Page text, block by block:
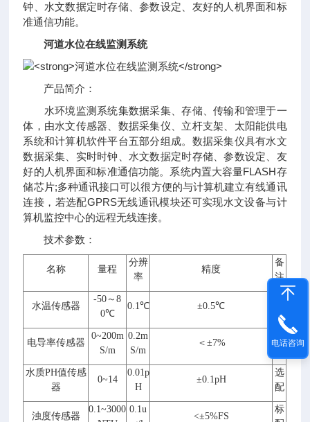
钟、水文数据定时存储、参数设定、友好的人机界面和标
准通信功能。
河道水位在线监测系统
产品简介：
水环境监测系统集数据采集、存储、传输和管理于一
体，由水文传感器、数据采集仪、立杆支架、太阳能供电
系统和计算机软件平台五部分组成。数据采集仪具有水文
数据采集、实时时钟、水文数据定时存储、参数设定、友
好的人机界面和标准通信功能。系统内置大容量FLASH存
储芯片;多种通讯接口可以很方便的与计算机建立有线通讯
连接，若选配GPRS无线通讯模块还可实现水文设备与计
算机监控中心的远程无线连接。
技术参数：
名称 量程
分辨
率
精度
备
注
水温传感器
-50 ～8
0℃
0.1℃ ±0.5℃
配
电导率传感器
0~200m
S/m
0.2m
S/m
＜±7%
配
水质PH值传感
器
0~14
0.01p
H
±0.1pH
选
配
浊度传感器
0.1~3000 0.1u
<±5%FS
标
电话咨询